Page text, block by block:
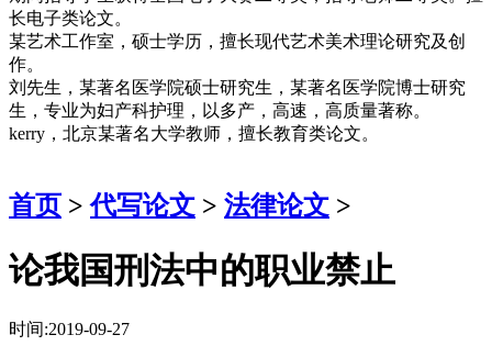
长电子类论文。
某艺术工作室，硕士学历，擅长现代艺术美术理论研究及创
作。
刘先生，某著名医学院硕士研究生，某著名医学院博士研究
生，专业为妇产科护理，以多产，高速，高质量著称。
kerry，北京某著名大学教师，擅长教育类论文。
首页 >代写论文 > 法律论文 >
论我国刑法中的职业禁止
时间:2019-09-27